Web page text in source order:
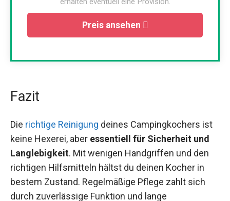
Preis ansehen
Fazit
Die richtige Reinigung deines Campingkochers ist
keine Hexerei, aber essentiell für Sicherheit und
Langlebigkeit. Mit wenigen Handgriffen und den
richtigen Hilfsmitteln hältst du deinen Kocher in
bestem Zustand. Regelmäßige Pflege zahlt sich
durch zuverlässige Funktion und lange